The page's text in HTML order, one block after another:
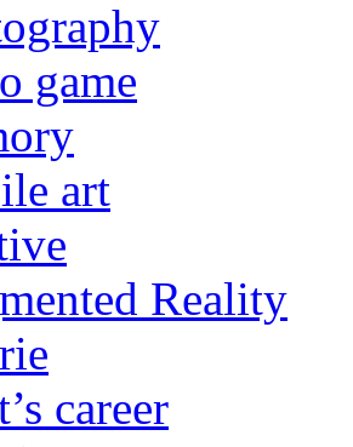
game
art
Reality
career